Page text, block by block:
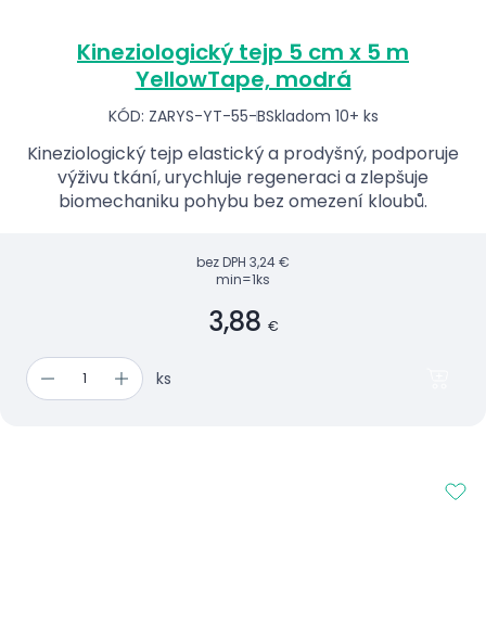
Kineziologický tejp 5 cm x 5 m
YellowTape, modrá
KÓD: ZARYS-YT-55-BSkladom 10+ ks
Kineziologický tejp elastický a prodyšný, podporuje
výživu tkání, urychluje regeneraci a zlepšuje
biomechaniku pohybu bez omezení kloubů.
bez DPH 3,24 €
min=1ks
3,88 €
ks